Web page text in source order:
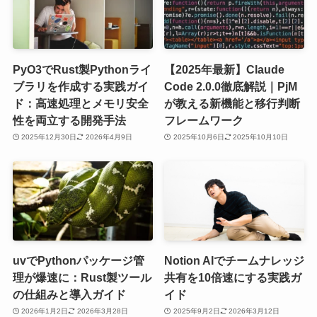
PyO3でRust製Pythonライ
ブラリを作成する実践ガイ
ド：高速処理とメモリ安全
性を両立する開発手法
2025年12月30日 2026年4月9日
【2025年最新】Claude
Code 2.0.0徹底解説｜PjM
が教える新機能と移行判断
フレームワーク
2025年10月6日 2025年10月10日
uvでPythonパッケージ管
理が爆速に：Rust製ツール
の仕組みと導入ガイド
2026年1月2日 2026年3月28日
Notion AIでチームナレッジ
共有を10倍速にする実践ガ
イド
2025年9月2日 2026年3月12日